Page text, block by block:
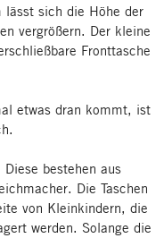
lässt sich die Höhe der
vergrößern. Der kleine
Fronttasche
etwas dran kommt, ist
bestehen aus
Die Taschen
von Kleinkindern, die
werden. Solange die